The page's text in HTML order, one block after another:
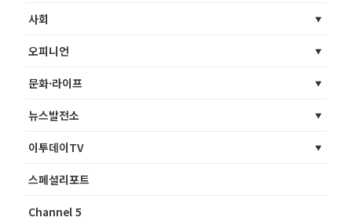
사회
오피니언
문화·라이프
뉴스발전소
이투데이TV
스페셜리포트
Channel 5